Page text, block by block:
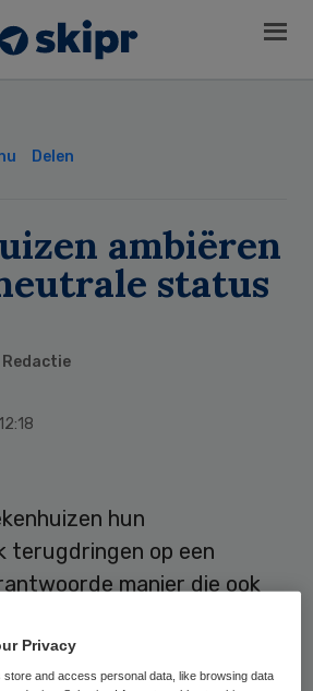
Delen
ambiëren
status
12:18
hun
terugdringen op een
manier die ook
Renewable Energy
Hospitals. De gids is
Privacy
store and access personal data, like browsing data